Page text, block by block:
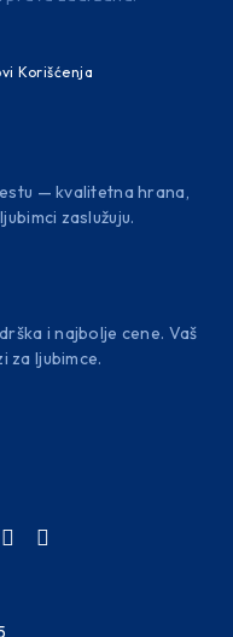
Korišćenja
— kvalitetna hrana,
zaslužuju.
i najbolje cene. Vaš
za ljubimce.